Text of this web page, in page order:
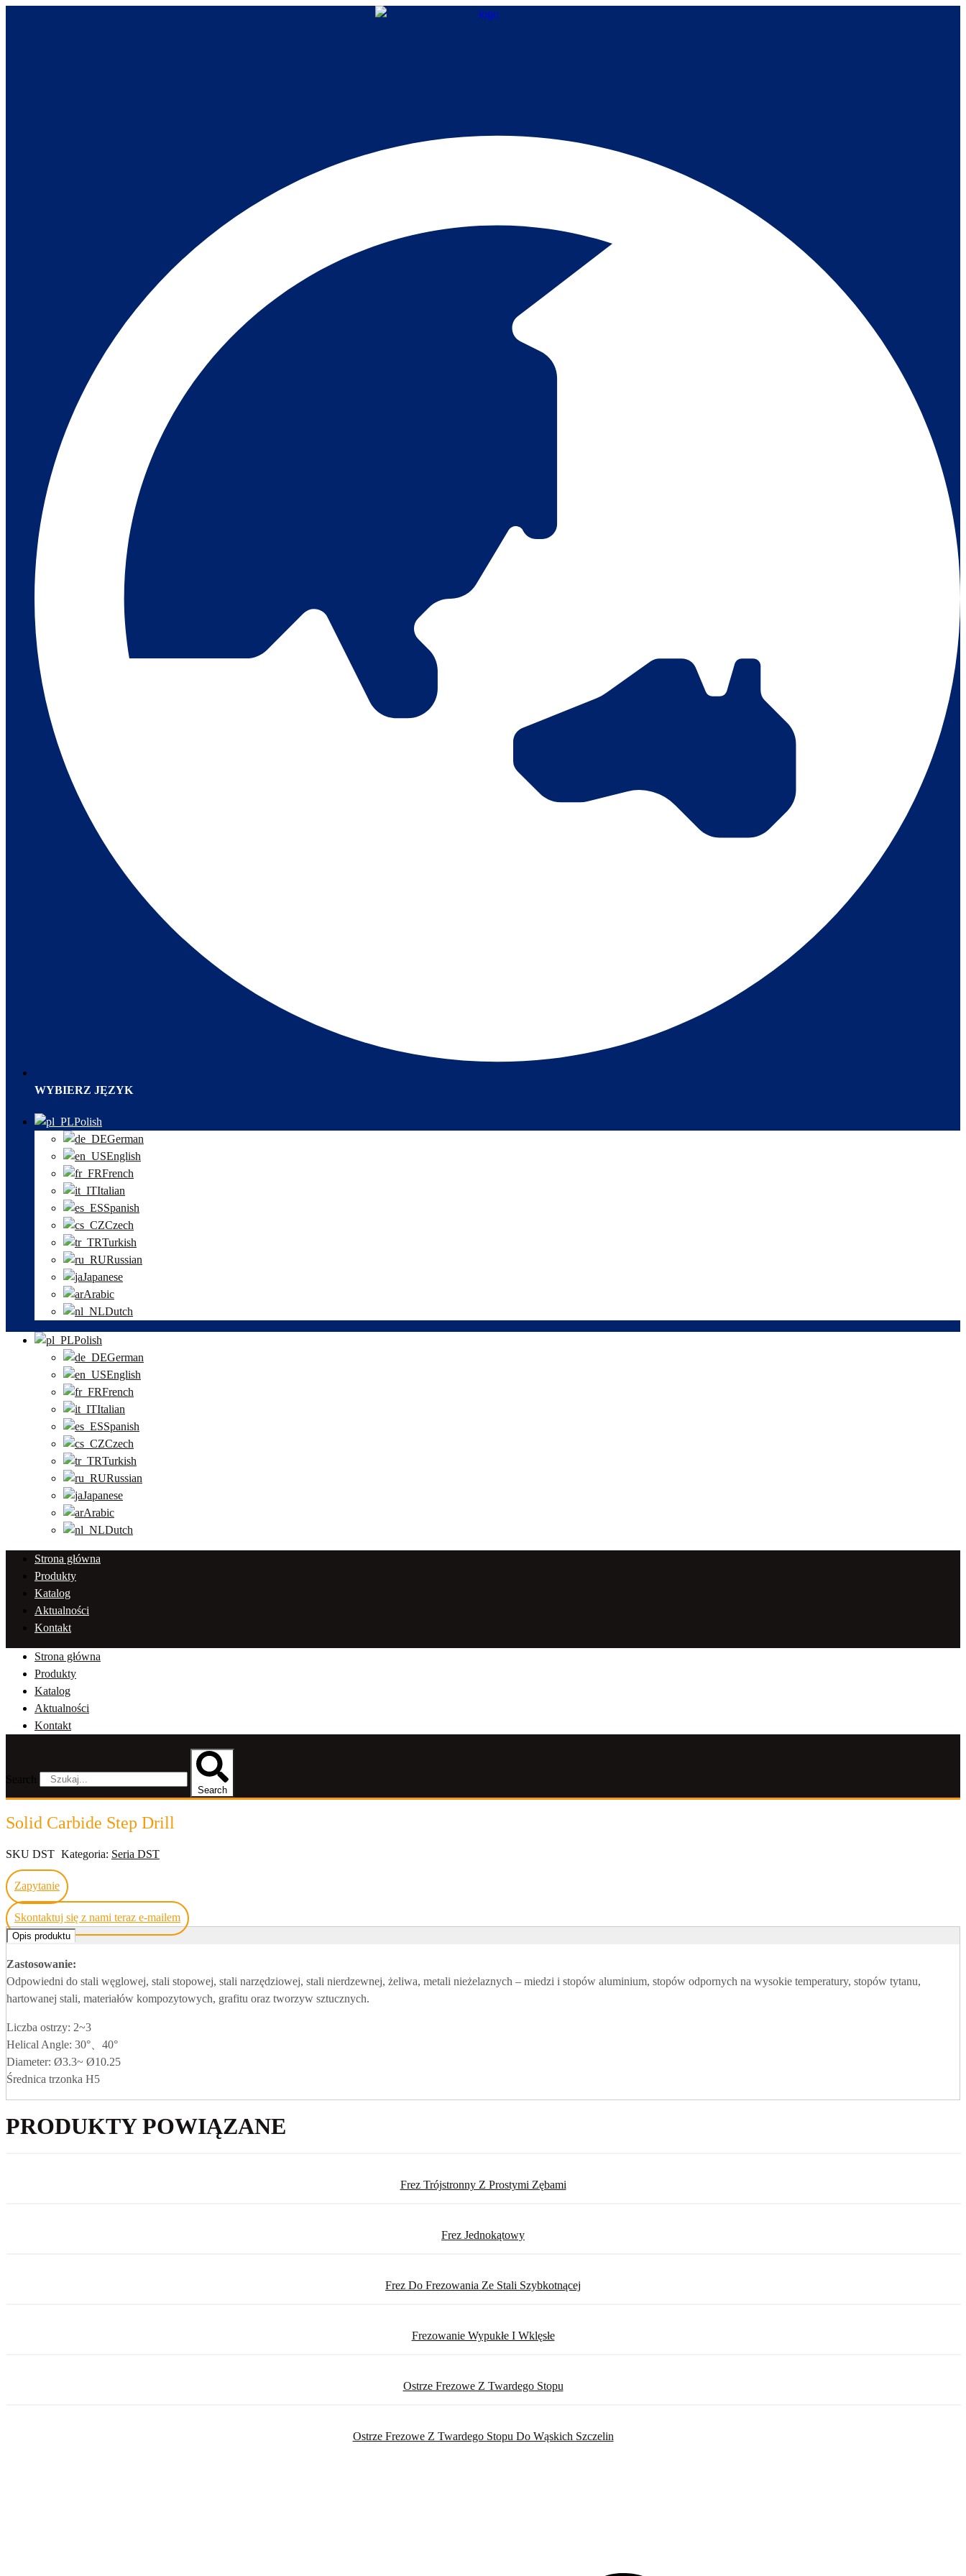
WYBIERZ JĘZYK
Polish
German
English
French
Italian
Spanish
Czech
Turkish
Russian
Japanese
Arabic
Dutch
Polish
German
English
French
Italian
Spanish
Czech
Turkish
Russian
Japanese
Arabic
Dutch
Strona główna
Produkty
Katalog
Aktualności
Kontakt
Strona główna
Produkty
Katalog
Aktualności
Kontakt
Search
Solid Carbide Step Drill
SKU DST Kategoria: Seria DST
Zapytanie
Skontaktuj się z nami teraz e-mailem
Opis produktu
Zastosowanie:
Odpowiedni do stali węglowej, stali stopowej, stali narzędziowej, stali nierdzewnej, żeliwa, metali nieżelaznych – miedzi i stopów aluminium, stopów odpornych na wysokie temperatury, stopów tytanu,
hartowanej stali, materiałów kompozytowych, grafitu oraz tworzyw sztucznych.
Liczba ostrzy: 2~3
Helical Angle: 30°、40°
Diameter: Ø3.3~ Ø10.25
Średnica trzonka H5
PRODUKTY POWIĄZANE
Frez Trójstronny Z Prostymi Zębami
Frez Jednokątowy
Frez Do Frezowania Ze Stali Szybkotnącej
Frezowanie Wypukłe I Wklęsłe
Ostrze Frezowe Z Twardego Stopu
Ostrze Frezowe Z Twardego Stopu Do Wąskich Szczelin